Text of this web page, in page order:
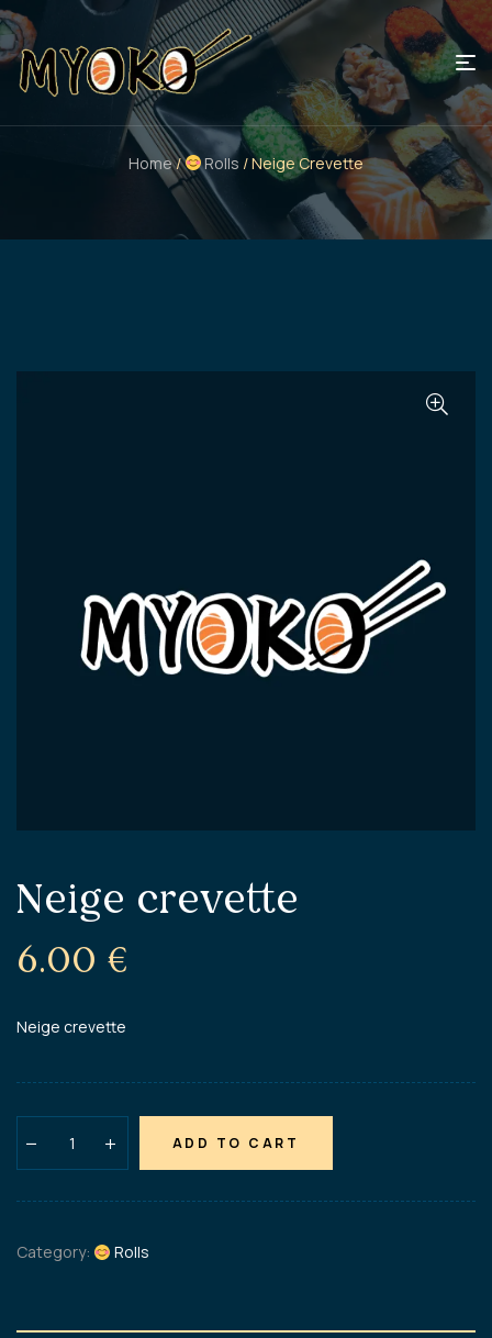
Home/ Rolls / Neige Crevette
Neige crevette
6.00 €
Neige crevette
ADD TO CART
Category: Rolls